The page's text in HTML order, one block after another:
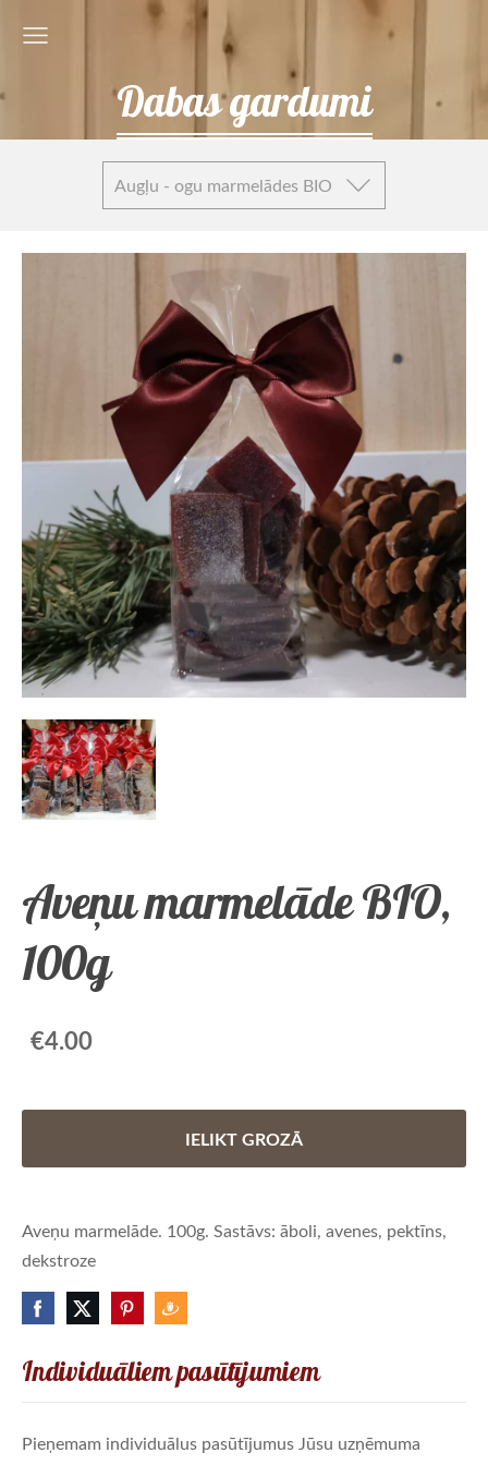
Dabas gardumi
Augļu - ogu marmelādes BIO
Individuāliem pasūtījumiem
Pieņemam individuālus pasūtījumus Jūsu uzņēmuma
Aveņu marmelāde BIO,
100g
€4.00
IELIKT GROZĀ
Aveņu marmelāde. 100g. Sastāvs: āboli, avenes, pektīns,
dekstroze